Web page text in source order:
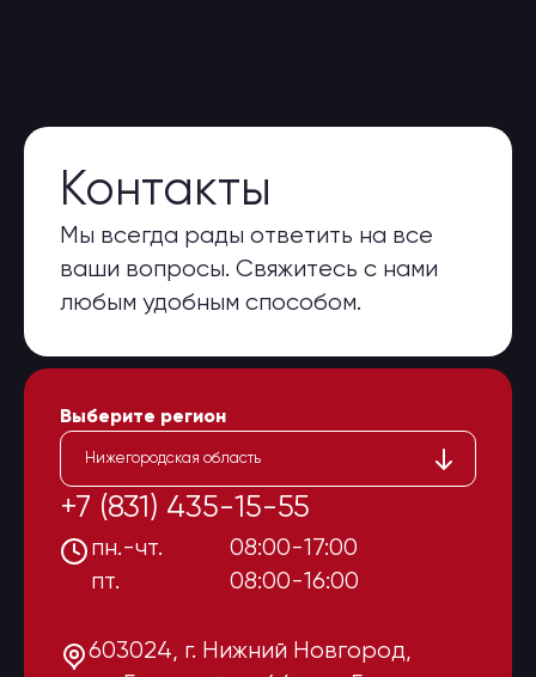
Контакты
Мы всегда рады ответить на все
ваши вопросы. Свяжитесь с нами
любым удобным способом.
Выберите регион
Нижегородская область
+7 (831) 435-15-55
пн.-чт.
пт.
08:00-17:00
08:00-16:00
603024, г. Нижний Новгород,